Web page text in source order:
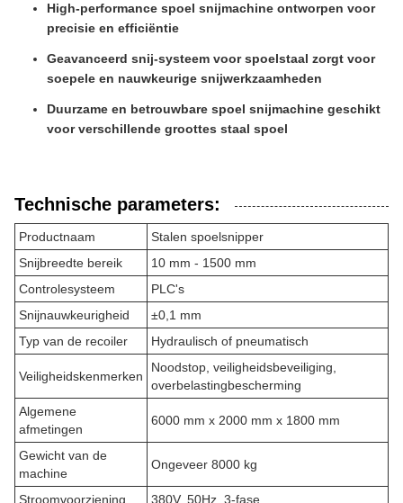
High-performance spoel snijmachine ontworpen voor
precisie en efficiëntie
Geavanceerd snij-systeem voor spoelstaal zorgt voor
soepele en nauwkeurige snijwerkzaamheden
Duurzame en betrouwbare spoel snijmachine geschikt
voor verschillende groottes staal spoel
Technische parameters:
Productnaam
Stalen spoelsnipper
Snijbreedte bereik
10 mm - 1500 mm
Controlesysteem
PLC's
Snijnauwkeurigheid
±0,1 mm
Typ van de recoiler
Hydraulisch of pneumatisch
Veiligheidskenmerken
Noodstop, veiligheidsbeveiliging,
overbelastingbescherming
Algemene
afmetingen
6000 mm x 2000 mm x 1800 mm
Gewicht van de
machine
Ongeveer 8000 kg
Stroomvoorziening
380V, 50Hz, 3-fase